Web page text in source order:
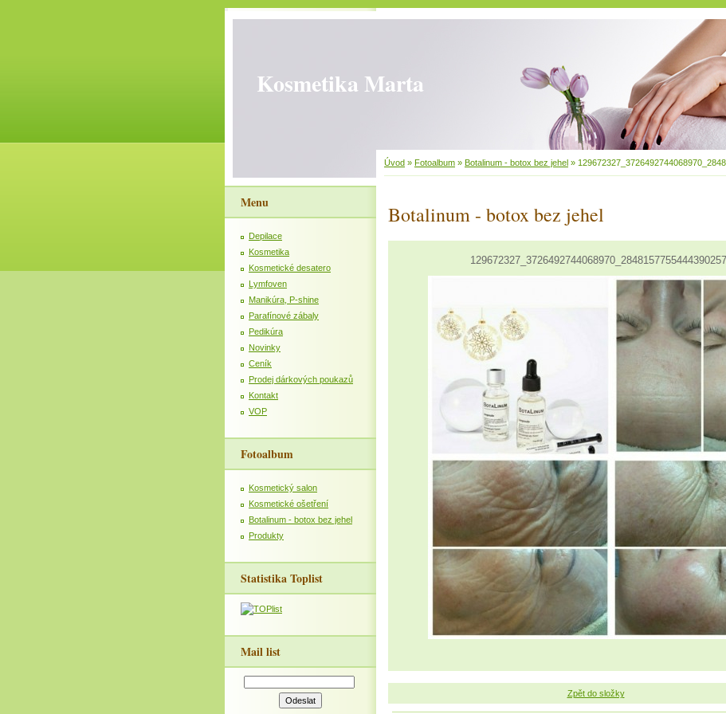
Kosmetika Marta
Úvod » Fotoalbum » Botalinum - botox bez jehel »
Botalinum - botox bez jehel
Zpět do složky
Menu
Depilace
Kosmetika
Kosmetické desatero
Lymfoven
Manikúra, P-shine
Parafínové zábaly
Pedikúra
Novinky
Ceník
Prodej dárkových poukazů
Kontakt
VOP
Fotoalbum
Kosmetický salon
Kosmetické ošetření
Botalinum - botox bez jehel
Produkty
Statistika Toplist
Mail list